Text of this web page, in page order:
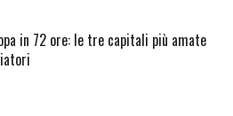
in 72 ore: le tre capitali più amate